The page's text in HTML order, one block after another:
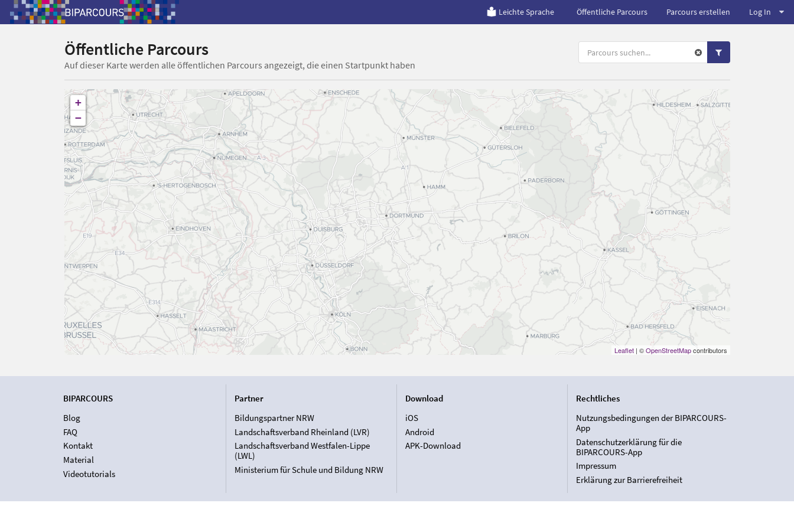
Leichte Sprache Öffentliche Parcours Parcours erstellen Log In
Öffentliche Parcours
Auf dieser Karte werden alle öffentlichen Parcours angezeigt, die einen Startpunkt haben
+
−
Leaflet| ©OpenStreetMapcontributors
BIPARCOURS
Blog
FAQ
Kontakt
Material
Videotutorials
Partner
Bildungspartner NRW
Landschaftsverband Rheinland (LVR)
Landschaftsverband Westfalen-Lippe
(LWL)
Ministerium für Schule und Bildung NRW
Download
iOS
Android
APK-Download
Rechtliches
Nutzungsbedingungen der BIPARCOURS-
App
Datenschutzerklärung für die
BIPARCOURS-App
Impressum
Erklärung zur Barrierefreiheit